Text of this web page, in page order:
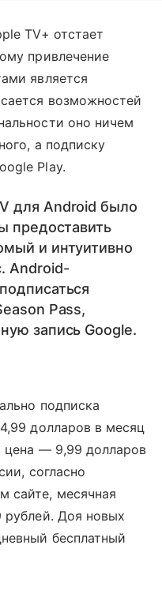
TV+ отстает
привлечение
является
возможностей
оно ничем
а подписку
Play.
для Android было
предоставить
и интуитивно
Android-
Pass,
запись Google.
подписка
долларов в месяц
цена — 9,99 долларов
согласно
сайте, месячная
рублей. Доя новых
бесплатный